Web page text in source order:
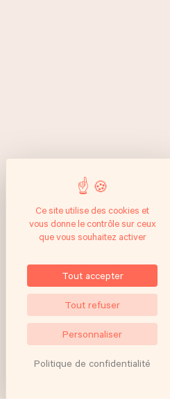
Ce site utilise des cookies et
vous donne le contrôle sur ceux
que vous souhaitez activer
Tout accepter
Tout refuser
Personnaliser
Politique de confidentialité